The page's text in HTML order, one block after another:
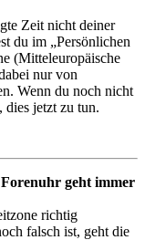
Zeit nicht deiner
du im „Persönlichen
(Mitteleuropäische
nur von
Wenn du noch nicht
dies jetzt zu tun.
geht immer
richtig
falsch ist, geht die